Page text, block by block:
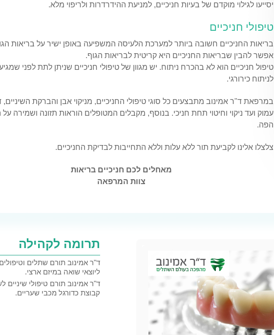
יסייעו לגילוי מוקדם של בעיות חניכיים, למניעת ההידרדרות ולריפוי מלא.
טיפולי חניכיים
בריאות החניכיים חשובה ביותר למערכת הלעיסה המשפיעה באופן ישיר על בריאות
אפשר להבין שבריאות החניכיים היא קריטית לבריאות הגוף.
טיפול חניכיים הוא לא בהכרח ניתוח. יש מגוון של טיפולי חניכיים שניתן לתת לפני
לניתוח כירורגי.
במרפאת ד"ר אמינוב מתבצעים כל סוגי טיפולי החניכיים, מניקוי אבן והברקת השיניים,
עמוק ועד ניקוי וחיטוי תחת חניכי. בנוסף, מקבלים המטופלים הוראות תזונה ושמירה על
הפה.
צלצלו אלינו לקביעת תור ללא עלות וללא התחייבות לבדיקת החניכיים.
מאחלים לכם חניכיים בריאות
צוות המרפאה
תרומה לקהילה
ד"ר אמינוב תורם שתלים
ליוצאי שואה במיזם ארצי.
ד"ר אמינוב תורם טיפולי שיניים
קבוצת כדורגל מכבי שעריים.